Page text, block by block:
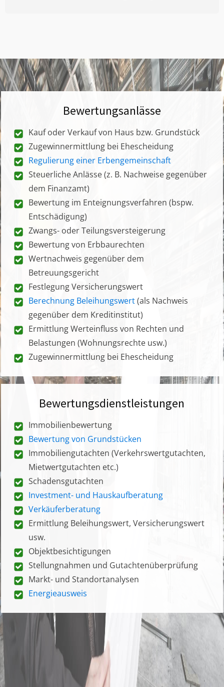
Bewertungsanlässe
Kauf oder Verkauf von Haus bzw. Grundstück
Zugewinnermittlung bei Ehescheidung
Regulierung einer Erbengemeinschaft
Steuerliche Anlässe (z. B. Nachweise gegenüber
dem Finanzamt)
Bewertung im Enteignungsverfahren (bspw.
Entschädigung)
Zwangs- oder Teilungsversteigerung
Bewertung von Erbbaurechten
Wertnachweis gegenüber dem
Betreuungsgericht
Festlegung Versicherungswert
Berechnung Beleihungswert(als Nachweis
gegenüber dem Kreditinstitut)
Ermittlung Werteinfluss von Rechten und
Belastungen (Wohnungsrechte usw.)
Zugewinnermittlung bei Ehescheidung
Bewertungsdienstleistungen
Immobilienbewertung
Bewertung von Grundstücken
Immobiliengutachten (Verkehrswertgutachten,
Mietwertgutachten etc.)
Schadensgutachten
Investment- und Hauskaufberatung
Verkäuferberatung
Ermittlung Beleihungswert, Versicherungswert
usw.
Objektbesichtigungen
Stellungnahmen und Gutachtenüberprüfung
Markt- und Standortanalysen
Energieausweis